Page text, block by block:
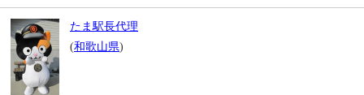
たま駅長代理
(和歌山県)